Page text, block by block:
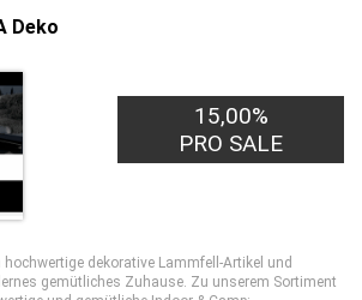
Deko
15,00%
PRO SALE
hochwertige dekorative Lammfell-Artikel und
gemütliches Zuhause. Zu unserem Sortiment